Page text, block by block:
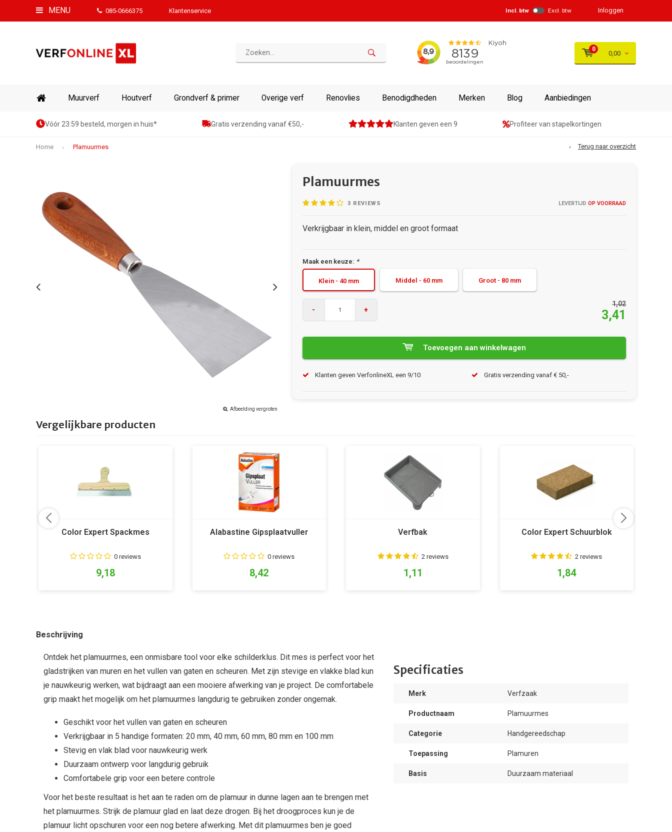
MENU 085-0666375 Klantenservice Incl. btw Excl. btw Inloggen
0
0,00
Muurverf Houtverf Grondverf & primer Overige verf Renovlies Benodigdheden Merken Blog Aanbiedingen
Vóór 23:59 besteld, morgen in huis* Gratis verzending vanaf €50,- Klanten geven een 9 Profiteer van stapelkortingen
Home Plamuurmes Terug naar overzicht
Afbeelding vergroten
Plamuurmes
3 REVIEWS LEVERTIJD OP VOORRAAD
Verkrijgbaar in klein, middel en groot formaat
Maak een keuze: *
Klein - 40 mm Middel - 60 mm Groot - 80 mm
- +
1,02
3,41
Toevoegen aan winkelwagen
Klanten geven VerfonlineXL een 9/10 Gratis verzending vanaf € 50,-
Vergelijkbare producten
Color Expert Spackmes
0 reviews
9,18
Alabastine Gipsplaatvuller
0 reviews
8,42
Verfbak
2 reviews
1,11
Color Expert Schuurblok
2 reviews
1,84
Beschrijving
Ontdek het plamuurmes, een onmisbare tool voor elke schilderklus. Dit mes is perfect voor het
gladstrijken van muren en het vullen van gaten en scheuren. Met zijn stevige en vlakke blad kun
je nauwkeurig werken, wat bijdraagt aan een mooiere afwerking van je project. De comfortabele
grip maakt het mogelijk om het plamuurmes langdurig te gebruiken zonder ongemak.
Geschikt voor het vullen van gaten en scheuren
Verkrijgbaar in 5 handige formaten: 20 mm, 40 mm, 60 mm, 80 mm en 100 mm
Stevig en vlak blad voor nauwkeurig werk
Duurzaam ontwerp voor langdurig gebruik
Comfortabele grip voor een betere controle
Voor het beste resultaat is het aan te raden om de plamuur in dunne lagen aan te brengen met
het plamuurmes. Strijk de plamuur glad en laat deze drogen. Bij het droogproces kun je de
plamuur licht opschuren voor een nog betere afwerking. Met dit plamuurmes ben je goed
Specificaties
Merk Verfzaak
Productnaam Plamuurmes
Categorie Handgereedschap
Toepassing Plamuren
Basis Duurzaam materiaal